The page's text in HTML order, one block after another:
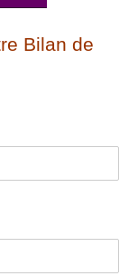
Bilan de